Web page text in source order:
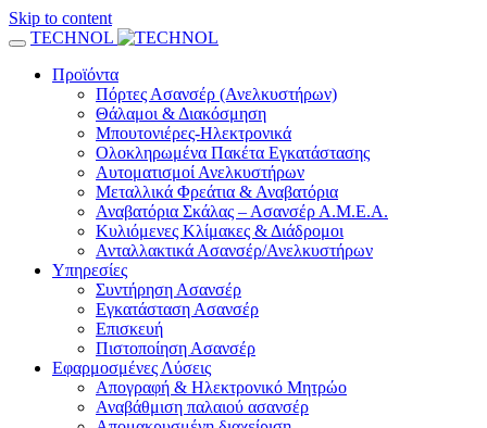
Skip to content
TECHNOL
Προϊόντα
Πόρτες Ασανσέρ (Ανελκυστήρων)
Θάλαμοι & Διακόσμηση
Μπουτονιέρες-Ηλεκτρονικά
Ολοκληρωμένα Πακέτα Εγκατάστασης
Αυτοματισμοί Ανελκυστήρων
Μεταλλικά Φρεάτια & Αναβατόρια
Αναβατόρια Σκάλας – Ασανσέρ Α.Μ.Ε.Α.
Κυλιόμενες Κλίμακες & Διάδρομοι
Ανταλλακτικά Ασανσέρ/Ανελκυστήρων
Υπηρεσίες
Συντήρηση Ασανσέρ
Εγκατάσταση Ασανσέρ
Επισκευή
Πιστοποίηση Ασανσέρ
Εφαρμοσμένες Λύσεις
Απογραφή & Ηλεκτρονικό Μητρώο
Αναβάθμιση παλαιού ασανσέρ